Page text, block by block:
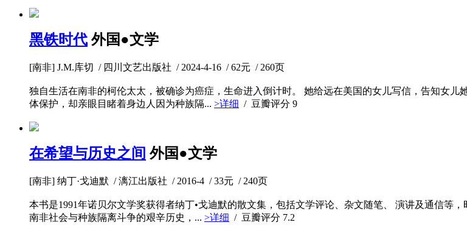
黑铁时代 外国●文学
[南非] J.M.库切 / 四川文艺出版社 / 2024-4-16 / 62元 / 260页
独自生活在南非的柯伦太太，被确诊为癌症，生命进入倒计时。 她给远在美国的女儿写信，告知女
体保护，却亲眼目睹着身边人因为种族隔... >详细 / 豆瓣评分 9
在希望与历史之间 外国●文学
[南非] 纳丁·戈迪默 / 漓江出版社 / 2016-4 / 33元 / 240页
本书是1991年诺贝尔文学奖获得者纳丁•戈迪默的散文集，包括文学评论、杂文随笔、 演讲及通信等
南非社会与种族隔离斗争的艰辛历史，... >详细 / 豆瓣评分 7.2